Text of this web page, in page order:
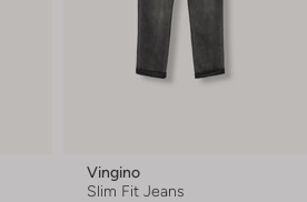
Vingino
Slim Fit Jeans